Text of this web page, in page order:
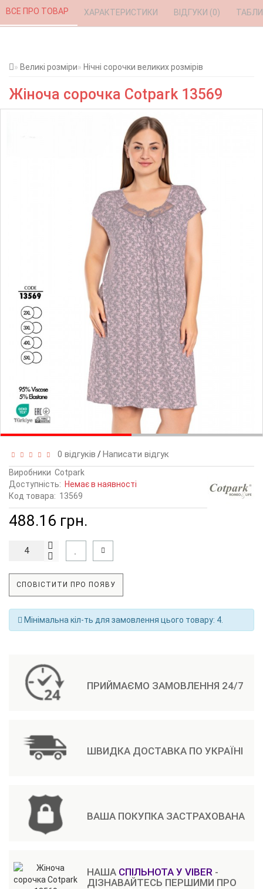
Великі розміри Нічні сорочки великих розмірів
Жіноча сорочка Cotpark 13569
ВСЕ ПРО ТОВАР ХАРАКТЕРИСТИКИ ВІДГУКИ (0)
0 відгуків /Написати відгук
Виробники Cotpark
Доступність: Немає в наявності
Код товара: 13569
488.16 грн.
СПОВІСТИТИ ПРО ПОЯВУ
Мінімальна кіл-ть для замовлення цього товару: 4.
ПРИЙМАЄМО ЗАМОВЛЕННЯ 24/7
ШВИДКА ДОСТАВКА ПО УКРАЇНІ
ВАША ПОКУПКА ЗАСТРАХОВАНА
НАША СПІЛЬНОТА У VIBER -
ДІЗНАВАЙТЕСЬ ПЕРШИМИ ПРО